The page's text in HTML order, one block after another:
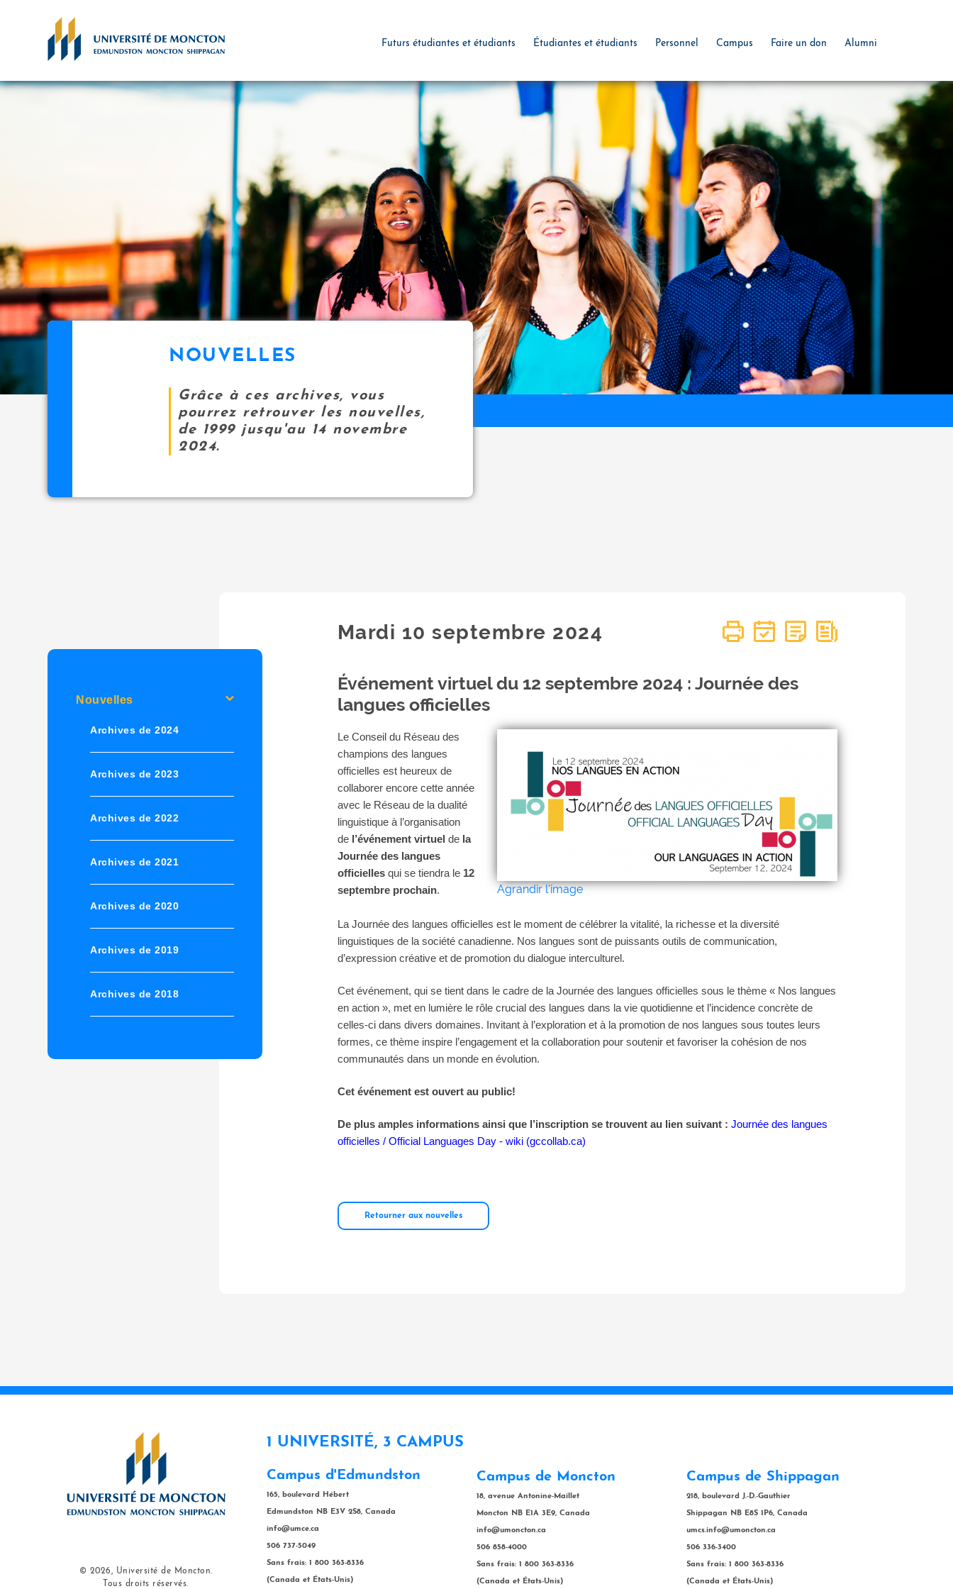
Futurs étudiantes et étudiants Étudiantes et étudiants Personnel Campus Faire un don Alumni
NOUVELLES
Grâce à ces archives, vous
pourrez retrouver les nouvelles,
de 1999 jusqu'au 14 novembre
2024.
Nouvelles
Archives de 2024
Archives de 2023
Archives de 2022
Archives de 2021
Archives de 2020
Archives de 2019
Archives de 2018
Mardi 10septembre 2024
Événement virtuel du 12 septembre 2024 : Journée des
langues officielles
Agrandir l'image
Le Conseil du Réseau des
champions des langues
officielles est heureux de
collaborer encore cette année
avec le Réseau de la dualité
linguistique à l’organisation
de l’événement virtuel de la
Journée des langues
officiellesqui se tiendra le 12
septembre prochain.
La Journée des langues officielles est le moment de célébrer la vitalité, la richesse et la diversité
linguistiques de la société canadienne. Nos langues sont de puissants outils de communication,
d’expression créative et de promotion du dialogue interculturel.
Cet événement, qui se tient dans le cadre de la Journée des langues officielles sous le thème « Nos langues
en action », met en lumière le rôle crucial des langues dans la vie quotidienne et l’incidence concrète de
celles-ci dans divers domaines. Invitant à l’exploration et à la promotion de nos langues sous toutes leurs
formes, ce thème inspire l’engagement et la collaboration pour soutenir et favoriser la cohésion de nos
communautés dans un monde en évolution.
Cet événement est ouvert au public!
De plus amples informations ainsi que l’inscription se trouvent au lien suivant : Journée des langues
officielles / Official Languages Day - wiki (gccollab.ca)
Retourner aux nouvelles
© 2026, Université de Moncton.
Tous droits réservés.
1 UNIVERSITÉ, 3 CAMPUS
Campus d'Edmundston
165, boulevard Hébert
Edmundston NB E3V 2S8, Canada
info@umce.ca
506 737-5049
Sans frais: 1 800 363-8336
(Canada et États-Unis)
Campus de Moncton
18, avenue Antonine-Maillet
Moncton NB E1A 3E9, Canada
info@umoncton.ca
506 858-4000
Sans frais: 1 800 363-8336
(Canada et États-Unis)
Campus de Shippagan
218, boulevard J.-D.-Gauthier
Shippagan NB E8S 1P6, Canada
umcs.info@umoncton.ca
506 336-3400
Sans frais: 1 800 363-8336
(Canada et États-Unis)